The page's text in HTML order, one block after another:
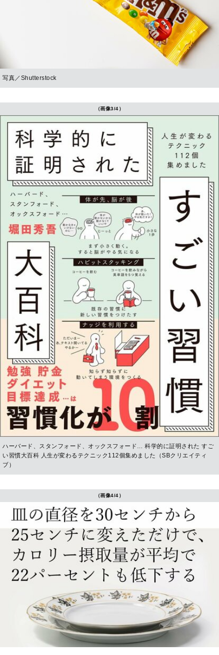
写真／Shutterstock
（画像3/4）
ハーバード、スタンフォード、オックスフォード… 科学的に証明された すご
い習慣大百科 人生が変わるテクニック112個集めました（SBクリエイティ
ブ）
（画像4/4）